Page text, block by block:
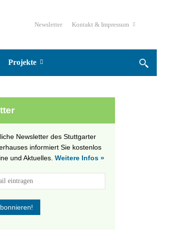
Newsletter Kontakt & Impressum
Projekte
Newsletter des Stuttgarter
informiert Sie kostenlos
und Aktuelles. Weitere Infos »